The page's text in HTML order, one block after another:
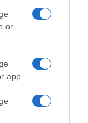
or
app.
παρουσίαση
της ΕΛ.Α.Σ.
ως
του
και